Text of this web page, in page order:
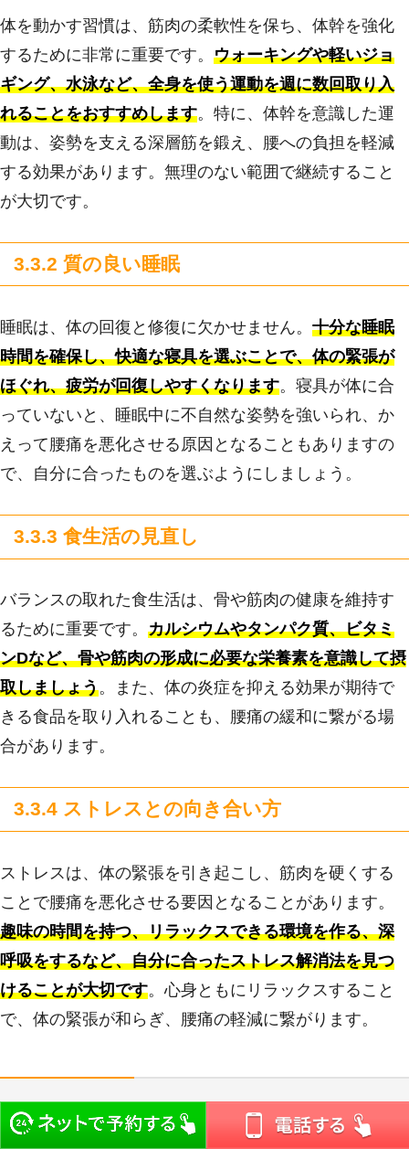
体を動かす習慣は、筋肉の柔軟性を保ち、体幹を強化
するために非常に重要です。 ウォーキングや軽いジョ
ギング、水泳など、全身を使う運動を週に数回取り入
れることをおすすめします。特に、体幹を意識した運
動は、姿勢を支える深層筋を鍛え、腰への負担を軽減
する効果があります。無理のない範囲で継続すること
が大切です。
3.3.2 質の良い睡眠
睡眠は、体の回復と修復に欠かせません。 十分な睡眠
時間を確保し、快適な寝具を選ぶことで、体の緊張が
ほぐれ、疲労が回復しやすくなります。寝具が体に合
っていないと、睡眠中に不自然な姿勢を強いられ、か
えって腰痛を悪化させる原因となることもありますの
で、自分に合ったものを選ぶようにしましょう。
3.3.3 食生活の見直し
バランスの取れた食生活は、骨や筋肉の健康を維持す
るために重要です。 カルシウムやタンパク質、ビタミ
ンDなど、骨や筋肉の形成に必要な栄養素を意識して摂
取しましょう。また、体の炎症を抑える効果が期待で
きる食品を取り入れることも、腰痛の緩和に繋がる場
合があります。
3.3.4 ストレスとの向き合い方
ストレスは、体の緊張を引き起こし、筋肉を硬くする
ことで腰痛を悪化させる要因となることがあります。
趣味の時間を持つ、リラックスできる環境を作る、深
呼吸をするなど、自分に合ったストレス解消法を見つ
けることが大切です。心身ともにリラックスすること
で、体の緊張が和らぎ、腰痛の軽減に繋がります。
4. まとめ